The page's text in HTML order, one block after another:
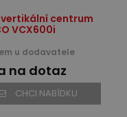
centrum
VCX600i
u dodavatele
na dotaz
CHCI NABÍDKU